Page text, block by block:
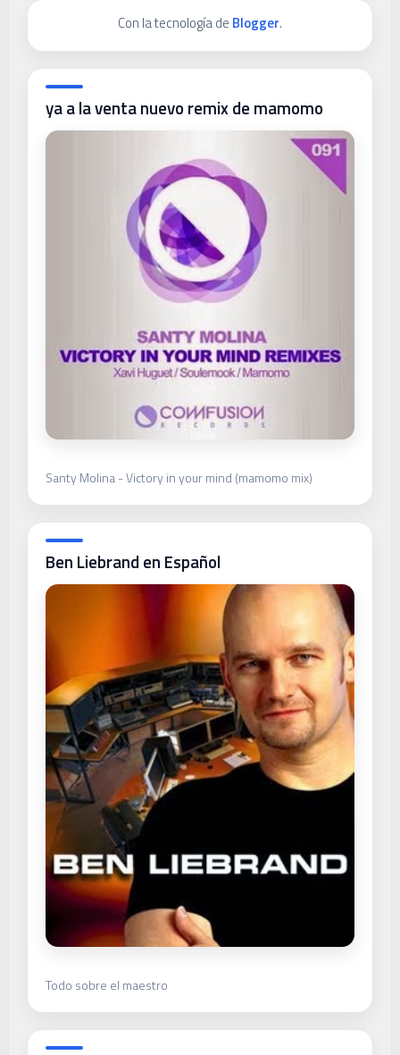
Con la tecnología de Blogger.
ya a la venta nuevo remix de mamomo
Santy Molina - Victory in your mind (mamomo mix)
Ben Liebrand en Español
Todo sobre el maestro